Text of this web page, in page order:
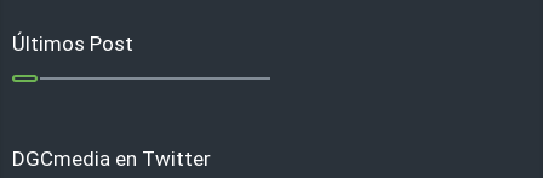
Últimos Post
DGCmedia en Twitter